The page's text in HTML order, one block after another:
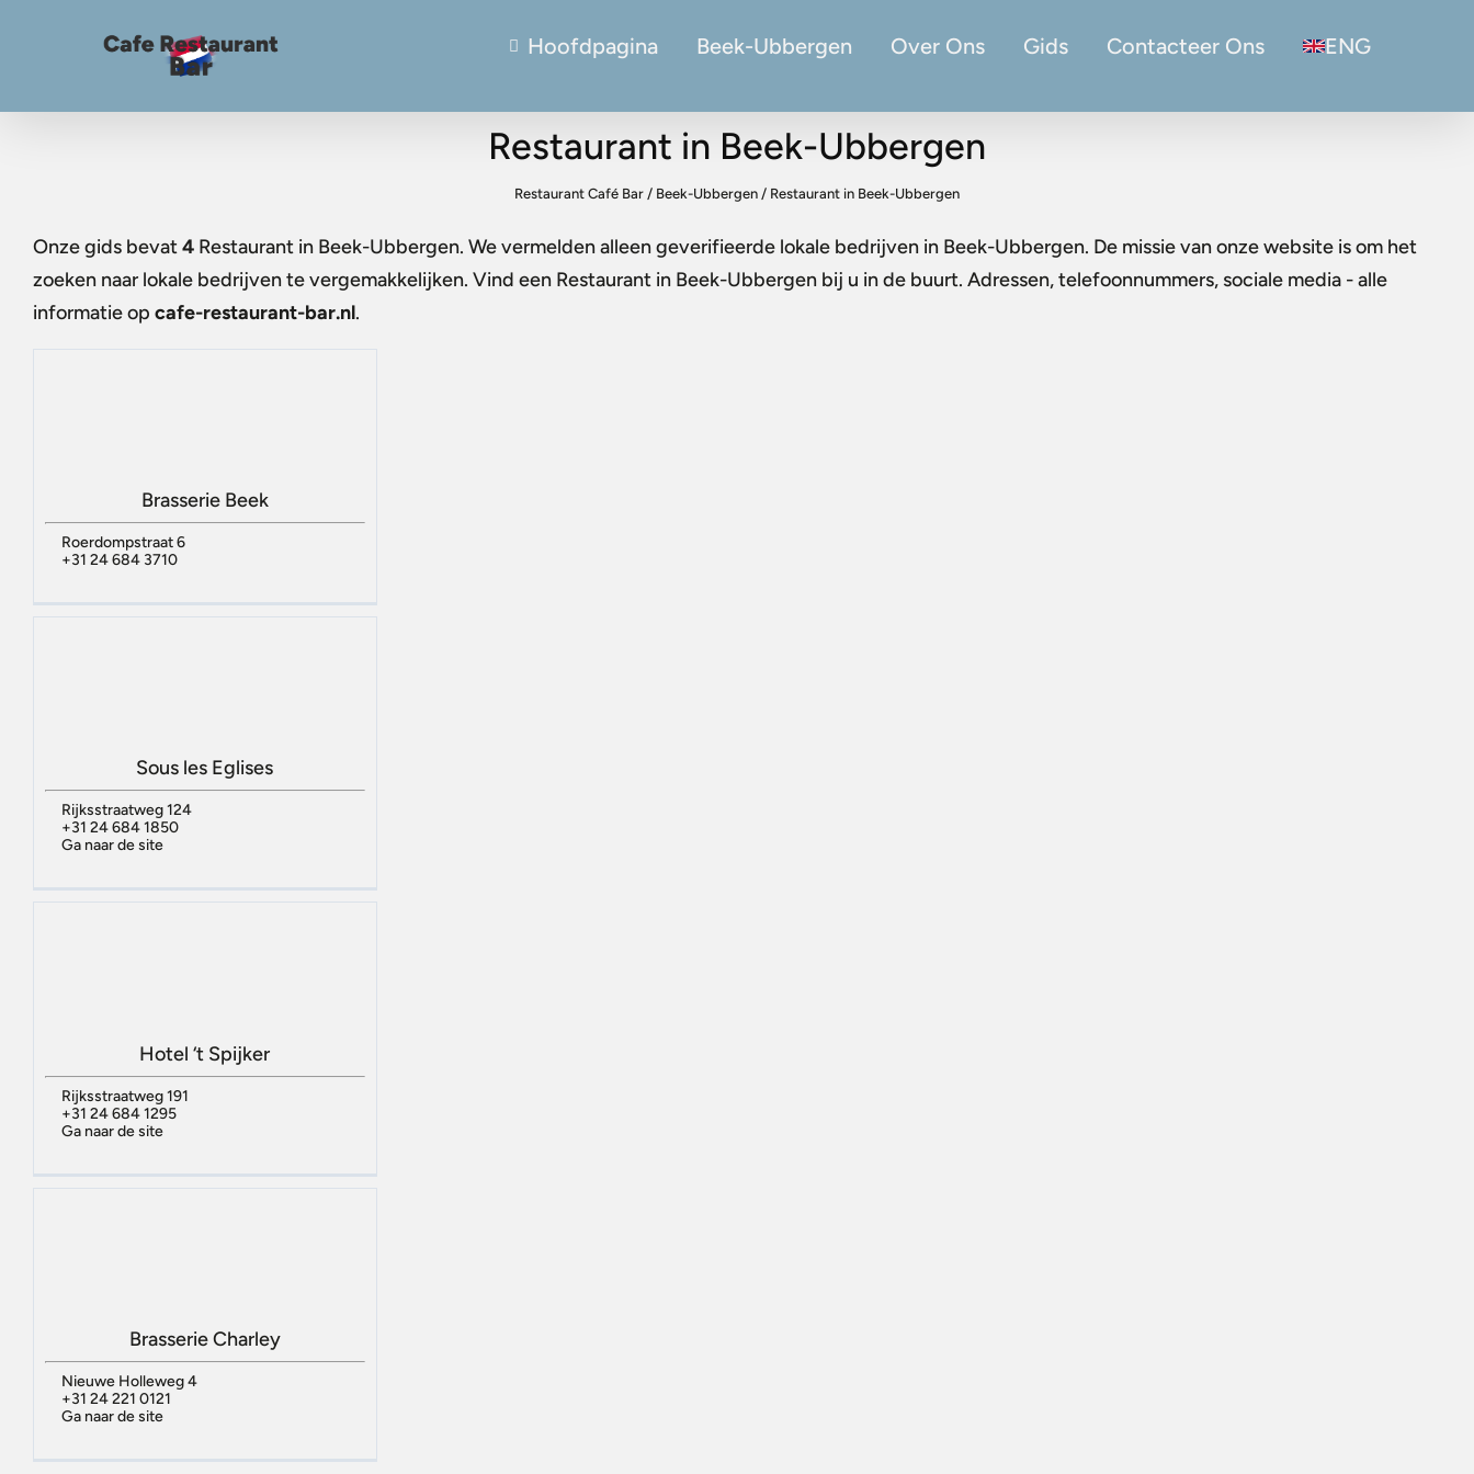
Hoofdpagina Beek-Ubbergen Over Ons Gids Contacteer Ons ENG
Restaurant in Beek-Ubbergen
Restaurant Café Bar / Beek-Ubbergen / Restaurant in Beek-Ubbergen
Onze gids bevat4 Restaurant in Beek-Ubbergen. We vermelden alleen geverifieerde lokale bedrijven in Beek-Ubbergen. De missie van onze website is om het
zoeken naar lokale bedrijven te vergemakkelijken. Vind een Restaurant in Beek-Ubbergen bij u in de buurt. Adressen, telefoonnummers, sociale media - alle
informatie op cafe-restaurant-bar.nl.
Brasserie Beek
Roerdompstraat 6
+31 24 684 3710
Sous les Eglises
Rijksstraatweg 124
+31 24 684 1850
Ga naar de site
Hotel ‘t Spijker
Rijksstraatweg 191
+31 24 684 1295
Ga naar de site
Brasserie Charley
Nieuwe Holleweg 4
+31 24 221 0121
Ga naar de site